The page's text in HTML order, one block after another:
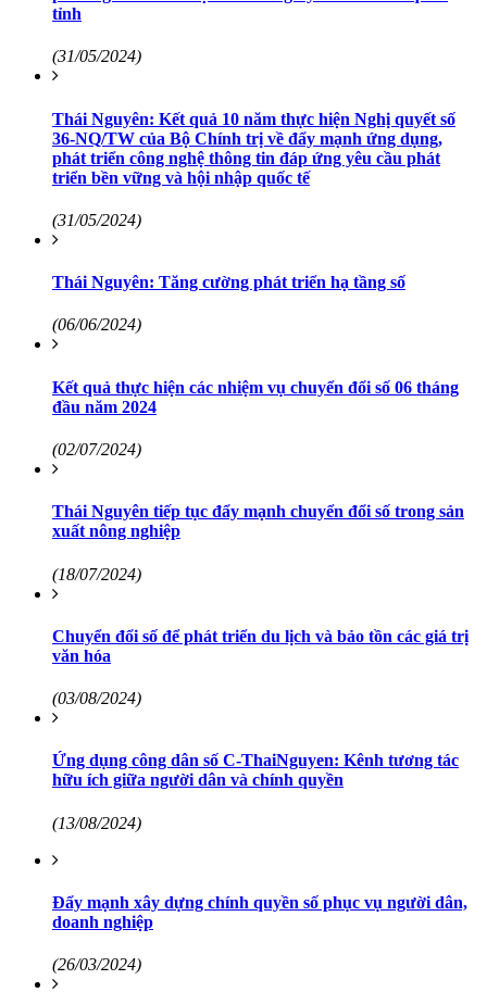
tỉnh
(31/05/2024)
Thái Nguyên: Kết quả 10 năm thực hiện Nghị quyết số
36-NQ/TW của Bộ Chính trị về đẩy mạnh ứng dụng,
phát triển công nghệ thông tin đáp ứng yêu cầu phát
triển bền vững và hội nhập quốc tế
(31/05/2024)
Thái Nguyên: Tăng cường phát triển hạ tầng số
(06/06/2024)
Kết quả thực hiện các nhiệm vụ chuyển đổi số 06 tháng
đầu năm 2024
(02/07/2024)
Thái Nguyên tiếp tục đẩy mạnh chuyển đổi số trong sản
xuất nông nghiệp
(18/07/2024)
Chuyển đổi số để phát triển du lịch và bảo tồn các giá trị
văn hóa
(03/08/2024)
Ứng dụng công dân số C-ThaiNguyen: Kênh tương tác
hữu ích giữa người dân và chính quyền
(13/08/2024)
Đẩy mạnh xây dựng chính quyền số phục vụ người dân,
doanh nghiệp
(26/03/2024)